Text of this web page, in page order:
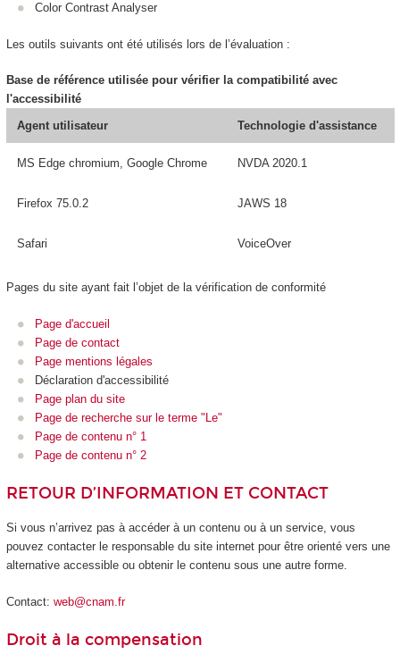
Color Contrast Analyser
Les outils suivants ont été utilisés lors de l’évaluation :
Base de référence utilisée pour vérifier la compatibilité avec
l'accessibilité
Agent utilisateur
Technologie d'assistance
MS Edge chromium, Google Chrome NVDA 2020.1
Firefox 75.0.2 JAWS 18
Safari VoiceOver
Pages du site ayant fait l’objet de la vérification de conformité
Page d'accueil
Page de contact
Page mentions légales
Déclaration d'accessibilité
Page plan du site
Page de recherche sur le terme "Le"
Page de contenu n° 1
Page de contenu n° 2
RETOUR D’INFORMATION ET CONTACT
Si vous n’arrivez pas à accéder à un contenu ou à un service, vous
pouvez contacter le responsable du site internet pour être orienté vers une
alternative accessible ou obtenir le contenu sous une autre forme.
Contact: web@cnam.fr
Droit à la compensation